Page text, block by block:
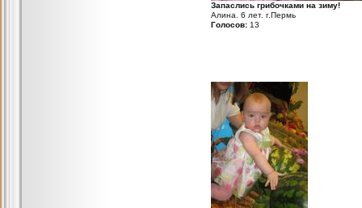
Запаслись грибочками на зиму!
Алина. 6 лет. г.Пермь
Голосов: 13